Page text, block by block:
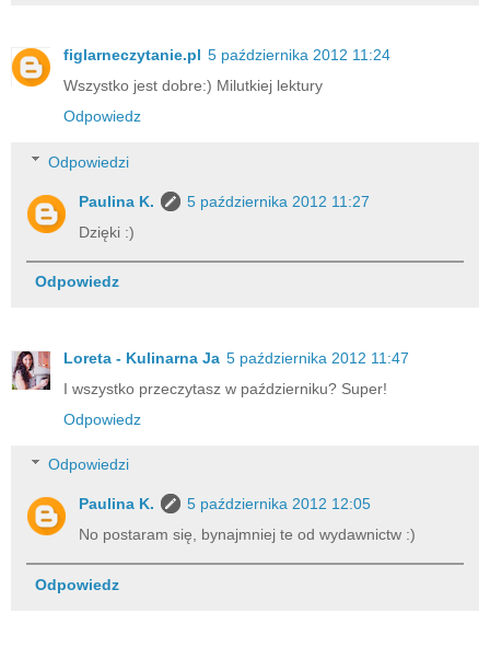
figlarneczytanie.pl 5 października 2012 11:24
Wszystko jest dobre:) Milutkiej lektury
Odpowiedz
Odpowiedzi
Paulina K.
5 października 2012 11:27
Dzięki :)
Odpowiedz
Loreta - Kulinarna Ja 5 października 2012 11:47
I wszystko przeczytasz w październiku? Super!
Odpowiedz
Odpowiedzi
Paulina K.
5 października 2012 12:05
No postaram się, bynajmniej te od wydawnictw :)
Odpowiedz